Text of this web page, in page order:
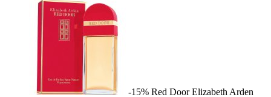
-15% Red Door Elizabeth Arden